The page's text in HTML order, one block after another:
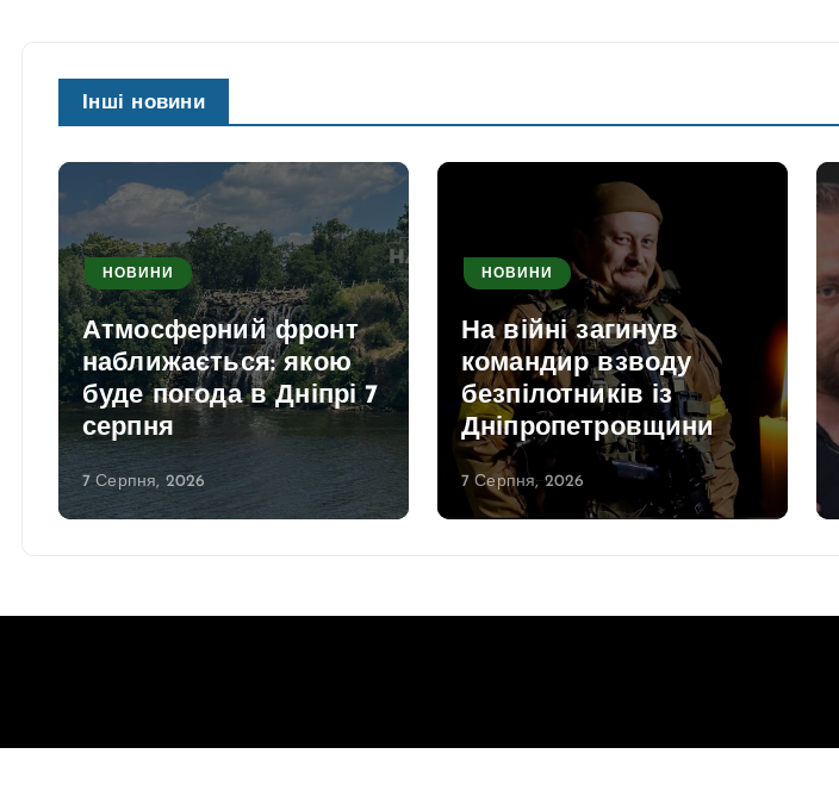
Інші новини
НОВИНИ
Атмосферний фронт
наближається: якою
буде погода в Дніпрі 7
серпня
7 Серпня, 2026
НОВИНИ
На війні загинув
командир взводу
безпілотників із
Дніпропетровщини
7 Серпня, 2026